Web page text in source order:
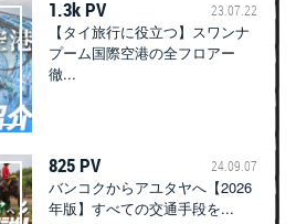
1.3k PV 23.07.22
【タイ旅行に役立つ】スワンナ
プーム国際空港の全フロアー
徹...
825 PV 24.09.07
バンコクからアユタヤへ【2026
年版】すべての交通手段を...